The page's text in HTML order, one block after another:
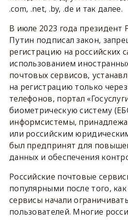
.com, .net, .by, .de и так далее.
В июле 2023 года президент
Путин подписал закон,
регистрацию на российских
использованием
почтовых сервисов,
на регистрацию только
телефонов, портал
биометрическую систему
информсистемы,
или российским
был предпринят для
данных и обеспечения
Российские почтовые
популярными после того,
сервисы начали
пользователей. Многие